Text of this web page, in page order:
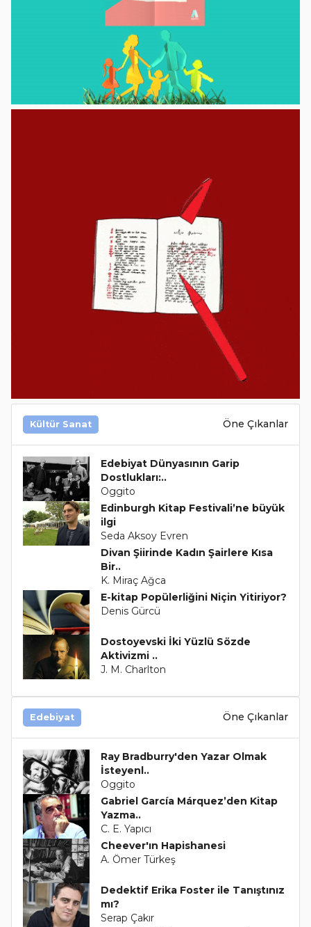
Kültür Sanat Öne Çıkanlar
Edebiyat Dünyasının Garip
Dostlukları:..
Oggito
Edinburgh Kitap Festivali’ne büyük
ilgi
Seda Aksoy Evren
Divan Şiirinde Kadın Şairlere Kısa
Bir..
K. Miraç Ağca
E-kitap Popülerliğini Niçin Yitiriyor?
Denis Gürcü
Dostoyevski İki Yüzlü Sözde
Aktivizmi ..
J. M. Charlton
Edebiyat Öne Çıkanlar
Ray Bradburry'den Yazar Olmak
İsteyenl..
Oggito
Gabriel García Márquez’den Kitap
Yazma..
C. E. Yapıcı
Cheever'ın Hapishanesi
A. Ömer Türkeş
Dedektif Erika Foster ile Tanıştınız
mı?
Serap Çakır